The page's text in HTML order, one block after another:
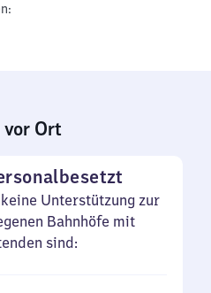
Ort
Unterstützung zur
Bahnhöfe mit
sind: